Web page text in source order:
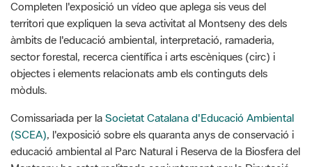
sector forestal, recerca científica i arts escèniques (circ) i
objectes i elements relacionats amb els continguts dels
mòduls.
Comissariada per la
Societat Catalana d'Educació Ambiental
(SCEA)
, l'exposició sobre els quaranta anys de conservació i
Montseny ha estat realitzada conjuntament per la Diputació
de Barcelona, la Diputació de Girona i el Parc Zoològic de
Barcelona.